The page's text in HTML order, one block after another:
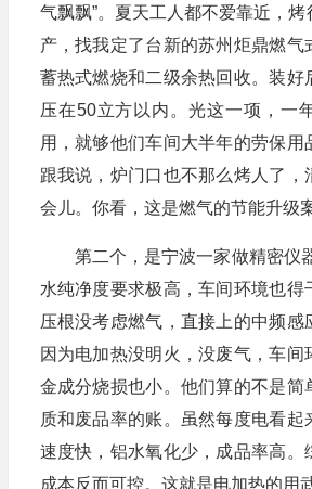
气飘飘”。夏天工人都不爱靠近，
产，找我定了台新的苏州炬鼎燃气
蓄热式燃烧和二级余热回收。装好
压在50立方以内。光这一项，一
用，就够他们车间大半年的劳保用
跟我说，炉门口也不那么烤人了，
会儿。你看，这是燃气的节能升级
第二个，是宁波一家做精密仪
水纯净度要求极高，车间环境也得
压根没考虑燃气，直接上的中频感
因为电加热没明火，没废气，车间
金成分烧损也小。他们算的不是简
质和废品率的账。虽然每度电看起
速度快，铝水氧化少，成品率高。
成本反而可控。这就是电加热的用